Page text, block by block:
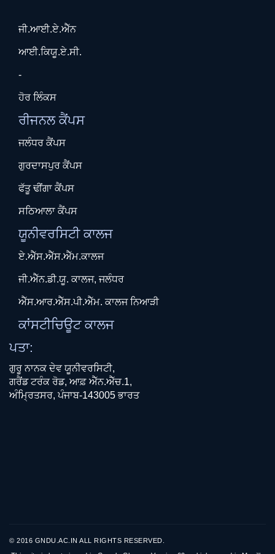
ਜੀ.ਆਈ.ਏ.ਐੱਨ
ਆਈ.ਕਿਯੂ.ਏ.ਸੀ.
-
ਹੋਰ ਲਿੰਕਸ
ਰੀਜਨਲ ਕੈਂਪਸ
ਜਲੰਧਰ ਕੈਂਪਸ
ਗੁਰਦਾਸਪੁਰ ਕੈਂਪਸ
ਫੱਤੂ ਢੀਂਗਾ ਕੈਂਪਸ
ਸਠਿਆਲਾ ਕੈਂਪਸ
ਯੂਨੀਵਰਸਿਟੀ ਕਾਲਜ
ਏ.ਐੱਸ.ਐੱਸ.ਐੱਮ.ਕਾਲਜ
ਜੀ.ਐੱਨ.ਡੀ.ਯੂ. ਕਾਲਜ, ਜਲੰਧਰ
ਐੱਸ.ਆਰ.ਐੱਸ.ਪੀ.ਐੱਮ. ਕਾਲਜ ਨਿਆੜੀ
ਕਾਂਸਟੀਚਿਊਟ ਕਾਲਜ
ਪਤਾ:
ਗੁਰੂ ਨਾਨਕ ਦੇਵ ਯੂਨੀਵਰਸਿਟੀ,
ਗਰੈਂਡ ਟਰੰਕ ਰੋਡ, ਆਫ਼ ਐੱਨ.ਐੱਚ.1,
ਅੰਮ੍ਰਿਤਸਰ, ਪੰਜਾਬ-143005 ਭਾਰਤ
© 2016 GNDU.AC.IN ALL RIGHTS RESERVED.